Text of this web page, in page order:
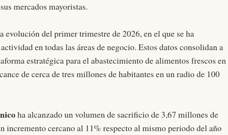
mercados mayoristas.
evolución del primer trimestre de 2026, en el que se ha
en todas las áreas de negocio. Estos datos consolidan a
estratégica para el abastecimiento de alimentos frescos en
de cerca de tres millones de habitantes en un radio de 100
ha alcanzado un volumen de sacrificio de 3,67 millones de
incremento cercano al 11% respecto al mismo periodo del año